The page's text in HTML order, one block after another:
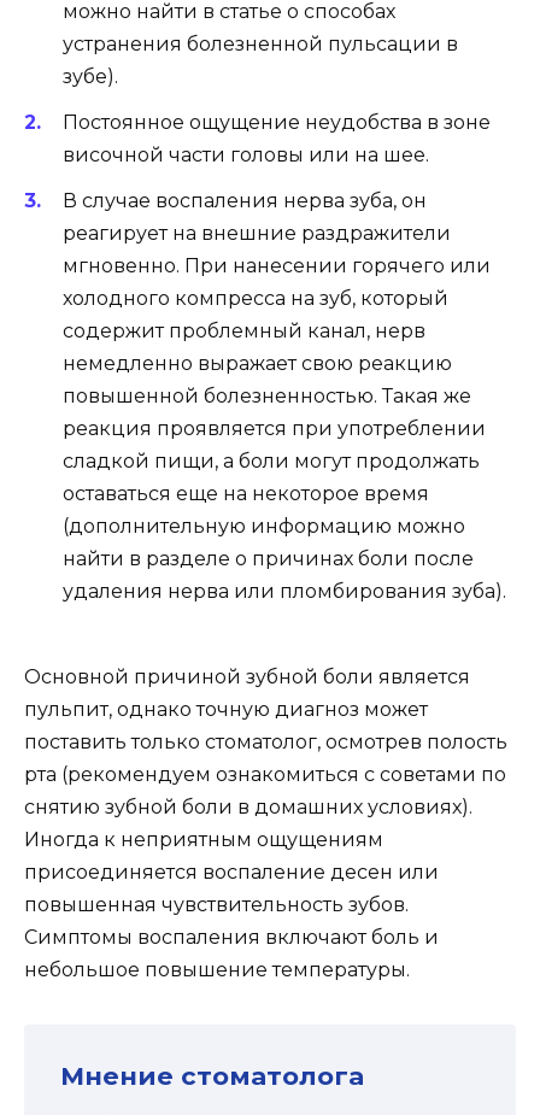
можно найти в статье о способах
устранения болезненной пульсации в
зубе).
Постоянное ощущение неудобства в зоне
височной части головы или на шее.
В случае воспаления нерва зуба, он
реагирует на внешние раздражители
мгновенно. При нанесении горячего или
холодного компресса на зуб, который
содержит проблемный канал, нерв
немедленно выражает свою реакцию
повышенной болезненностью. Такая же
реакция проявляется при употреблении
сладкой пищи, а боли могут продолжать
оставаться еще на некоторое время
(дополнительную информацию можно
найти в разделе о причинах боли после
удаления нерва или пломбирования зуба).
Основной причиной зубной боли является
пульпит, однако точную диагноз может
поставить только стоматолог, осмотрев полость
рта (рекомендуем ознакомиться с советами по
снятию зубной боли в домашних условиях).
Иногда к неприятным ощущениям
присоединяется воспаление десен или
повышенная чувствительность зубов.
Симптомы воспаления включают боль и
небольшое повышение температуры.
Мнение стоматолога